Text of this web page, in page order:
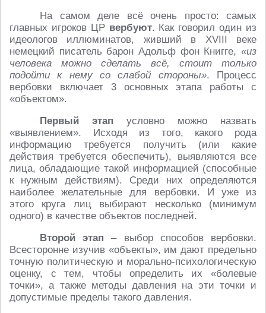
На самом деле всё очень просто: самых
главных игроков ЦР вербуют. Как говорил один из
идеологов иллюминатов, живший в XVIII веке
немецкий писатель барон Адольф фон Книгге, «из
человека можно сделать всё, стоит только
подойти к нему со слабой стороны». Процесс
вербовки включает 3 основных этапа работы с
«объектом».
Первый этап условно можно назвать
«выявлением». Исходя из того, какого рода
информацию требуется получить (или какие
действия требуется обеспечить), выявляются все
лица, обладающие такой информацией (способные
к нужным действиям). Среди них определяются
наиболее желательные для вербовки. И уже из
этого круга лиц выбирают несколько (минимум
одного) в качестве объектов последней.
Второй этап – выбор способов вербовки.
Всесторонне изучив «объекты», им дают предельно
точную политическую и морально-психологическую
оценку, с тем, чтобы определить их «болевые
точки», а также методы давления на эти точки и
допустимые пределы такого давления.